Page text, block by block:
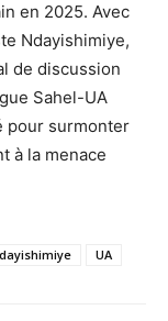
en 2025. Avec
Ndayishimiye,
de discussion
Sahel-UA
pour surmonter
à la menace
UA